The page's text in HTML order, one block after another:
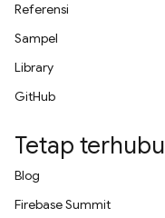
Referensi
Sampel
Library
GitHub
Tetap
Blog
Firebase Summit